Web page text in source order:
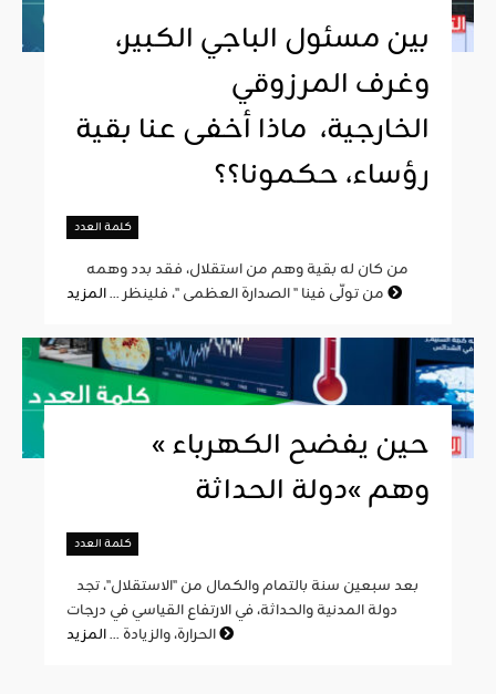
بين مسئول الباجي الكبير،
وغرف المرزوقي
الخارجية، ماذا أخفى عنا بقية
رؤساء، حكمونا؟؟
كلمة العدد
من تولّى فينا " الصدارة العظمى "، فلينظر ...
« حين يفضح الكهرباء
وهم »دولة الحداثة
كلمة العدد
دولة المدنية والحداثة، في الارتفاع القياسي في درجات
الحرارة، والزيادة ...